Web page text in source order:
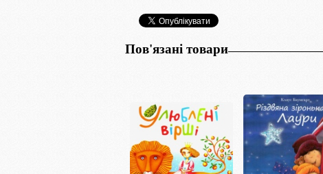
Пов'язані товари